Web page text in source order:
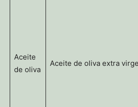
Aceite
de oliva
Aceite de oliva extra